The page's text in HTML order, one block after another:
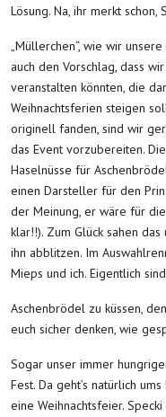
Lösung. Na, ihr merkt
„Müllerchen“, wie wir
auch den Vorschlag, dass
veranstalten könnten, die
Weihnachtsferien steigen
originell fanden, sind wir
das Event vorzubereiten.
Haselnüsse für
einen Darsteller für den
der Meinung, er wäre für
klar!!). Zum Glück sahen
ihn abblitzen. Im
Mieps und ich. Eigentlich
Aschenbrödel zu küssen,
euch sicher denken, wie
Sogar unser immer
Fest. Da geht’s natürlich
eine Weihnachtsfeier.